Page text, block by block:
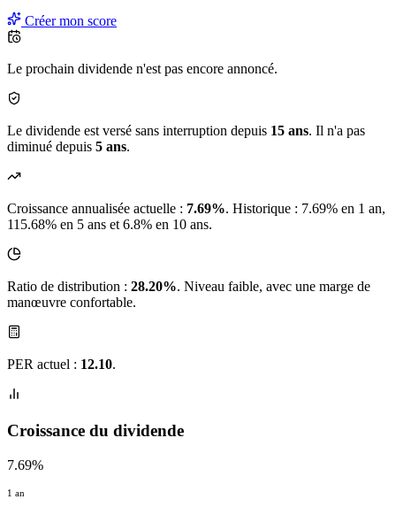
Créer mon score
Le prochain dividende n'est pas encore annoncé.
Le dividende est versé sans interruption depuis 15 ans. Il n'a pas
diminué depuis 5 ans.
Croissance annualisée actuelle : 7.69%. Historique : 7.69% en 1 an,
115.68% en 5 ans et 6.8% en 10 ans.
Ratio de distribution : 28.20%. Niveau faible, avec une marge de
manœuvre confortable.
PER actuel : 12.10.
Croissance du dividende
7.69%
1 an